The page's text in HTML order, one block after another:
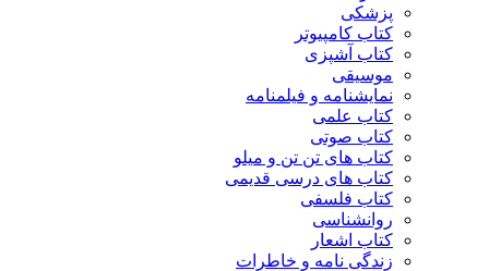
پزشکی
کتاب کامپیوتر
کتاب آشپزی
موسیقی
نمایشنامه و فیلمنامه
کتاب علمی
کتاب صوتی
کتاب های تن تن و میلو
کتاب های درسی قدیمی
کتاب فلسفی
روانشناسی
کتاب اشعار
زندگی نامه و خاطرات